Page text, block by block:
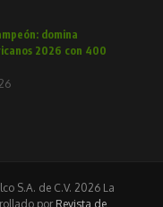
domina
2026 con 400
S.A. de C.V. 2026 La
por Revista de